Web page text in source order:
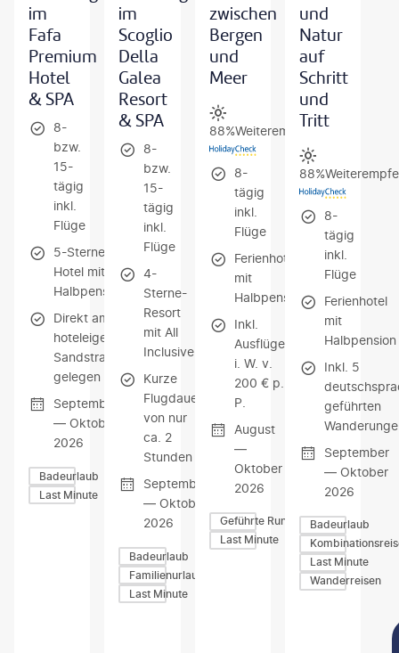
im
Fafa
Premium
Hotel
& SPA
8-
bzw.
15-
tägig
inkl.
Flüge
5-Sterne-
Hotel mit
Halbpension
Direkt am
hoteleigenen
Sandstrand
gelegen
September
— Oktober
2026
Badeurlaub
Last Minute
im
Scoglio
Della
Galea
Resort
& SPA
8-
bzw.
15-
tägig
inkl.
Flüge
4-
Sterne-
Resort
mit All
Inclusive
Kurze
Flugdauer
von nur
ca. 2
Stunden
September
— Oktober
2026
Badeurlaub
Familienurlaub
Last Minute
zwischen
Bergen
und
Meer
Weiterempfehlung
88%
8-
tägig
inkl.
Flüge
Ferienhotel
mit
Halbpension
Inkl.
Ausflüge
i. W. v.
200 € p.
P.
August
—
Oktober
2026
Geführte Rundreisen
Last Minute
und
Natur
auf
Schritt
und
Tritt
88%
8-
tägig
inkl.
Flüge
Ferienhotel
mit
Halbpension
Inkl. 5
geführten
September
— Oktober
2026
Badeurlaub
Last Minute
Wanderreisen